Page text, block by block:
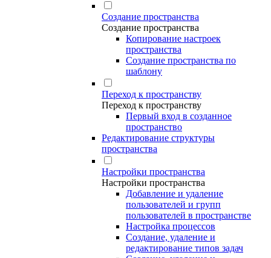
Создание пространства
Создание пространства
Копирование настроек
пространства
Создание пространства по
шаблону
Переход к пространству
Переход к пространству
Первый вход в созданное
пространство
Редактирование структуры
пространства
Настройки пространства
Настройки пространства
Добавление и удаление
пользователей и групп
пользователей в пространстве
Настройка процессов
Создание, удаление и
редактирование типов задач